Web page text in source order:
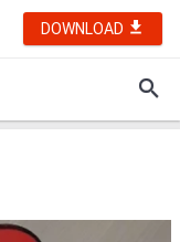
DOWNLOAD